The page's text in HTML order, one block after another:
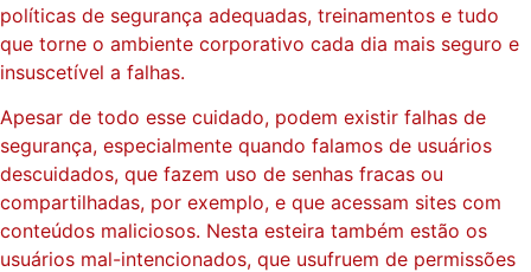
políticas de segurança adequadas, treinamentos e tudo
que torne o ambiente corporativo cada dia mais seguro e
insuscetível a falhas.
Apesar de todo esse cuidado, podem existir falhas de
segurança, especialmente quando falamos de usuários
descuidados, que fazem uso de senhas fracas ou
compartilhadas, por exemplo, e que acessam sites com
conteúdos maliciosos. Nesta esteira também estão os
usuários mal-intencionados, que usufruem de permissões